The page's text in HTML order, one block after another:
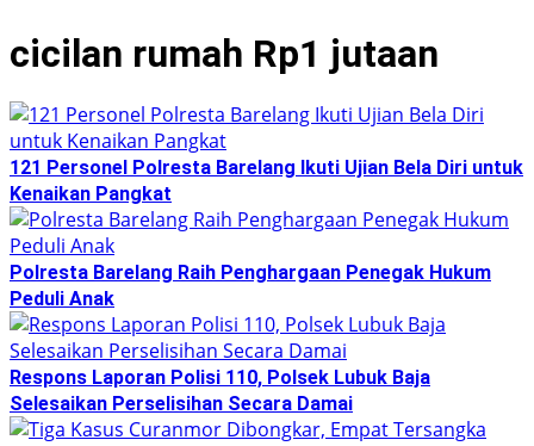
cicilan rumah Rp1 jutaan
121 Personel Polresta Barelang Ikuti Ujian Bela Diri untuk
Kenaikan Pangkat
Polresta Barelang Raih Penghargaan Penegak Hukum
Peduli Anak
Respons Laporan Polisi 110, Polsek Lubuk Baja
Selesaikan Perselisihan Secara Damai